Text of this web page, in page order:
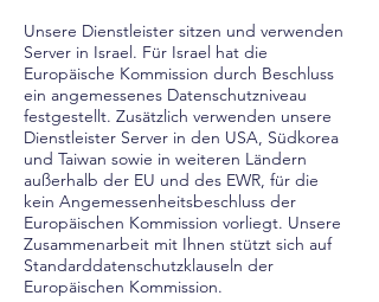
Unsere Dienstleister sitzen und verwenden
Server in Israel. Für Israel hat die
Europäische Kommission durch Beschluss
ein angemessenes Datenschutzniveau
festgestellt. Zusätzlich verwenden unsere
Dienstleister Server in den USA, Südkorea
und Taiwan sowie in weiteren Ländern
außerhalb der EU und des EWR, für die
kein Angemessenheitsbeschluss der
Europäischen Kommission vorliegt. Unsere
Zusammenarbeit mit Ihnen stützt sich auf
Standarddatenschutzklauseln der
Europäischen Kommission.